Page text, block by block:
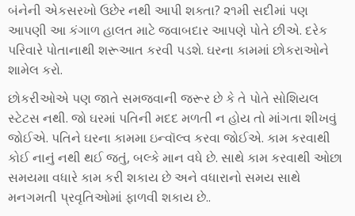
બંનેની એકસરખો ઉછેર નથી આપી શક્તા? ૨૧મી સદીમાં પણ
આપણી આ કંગાળ હાલત માટે જવાબદાર આપણે પોતે છીએ. દરેક
પરિવારે પોતાનાથી શરૂઆત કરવી પડશે. ઘરના કામમાં છોકરાઓને
શામેલ કરો.
છોકરીઓએ પણ જાતે સમજવાની જરૂર છે કે તે પોતે સોશિયલ
સ્ટેટસ નથી. જો ઘરમાં પતિની મદદ મળતી ન હોય તો માંગતા શીખવું
જોઈએ. પતિને ઘરના કામમા ઇન્વૉલ્વ કરવા જોઈએ. કામ કરવાથી
કોઈ નાનુંં નથી થઈ જતુંં, બલ્કે માન વધે છે. સાથે કામ કરવાથી ઓછા
સમયમા વધારે કામ કરી શકાય છે અને વધારાનો સમય સાથે
મનગમતી પ્રવૃતિઓમાં ફાળવી શકાય છે..